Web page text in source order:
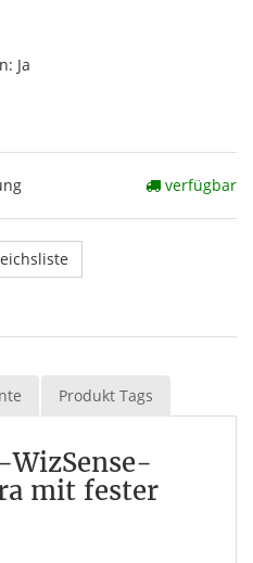
Ja
verfügbar
Produkt Tags
mit fester